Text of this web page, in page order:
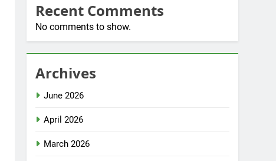
Recent Comments
No comments to show.
Archives
June 2026
April 2026
March 2026